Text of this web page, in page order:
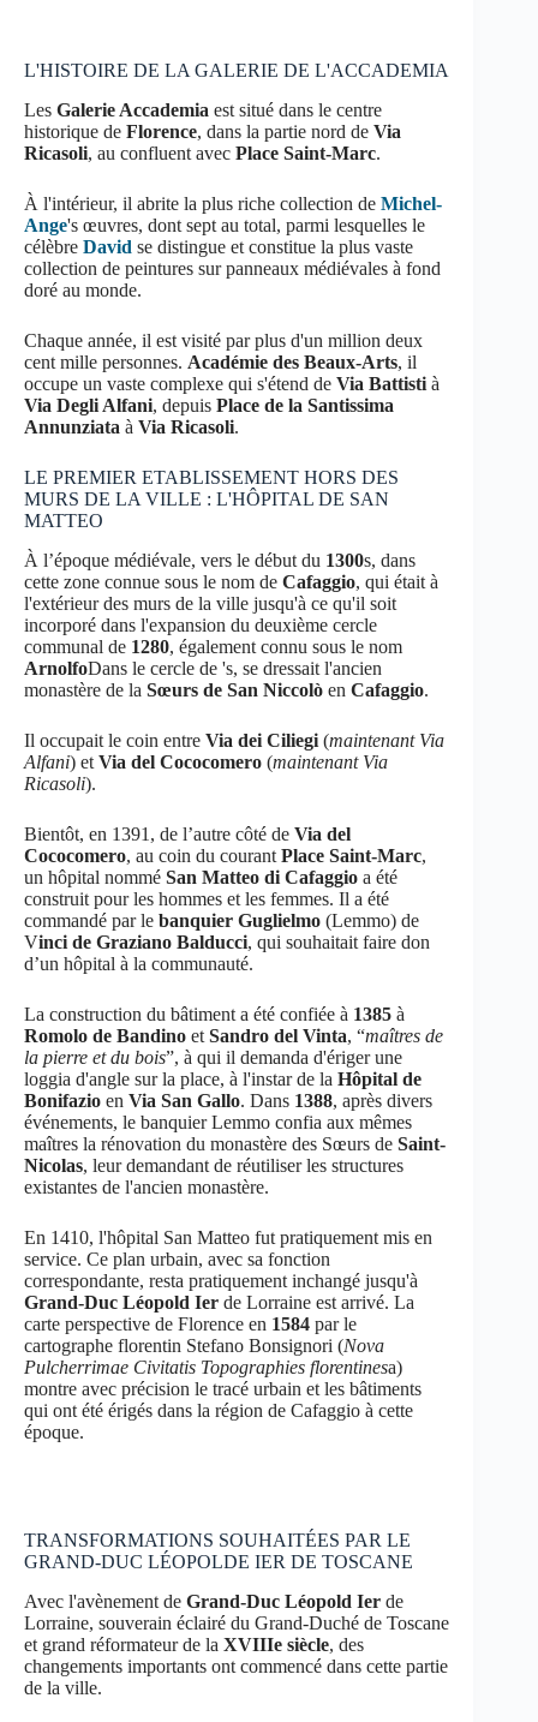
L'HISTOIRE DE LA GALERIE DE L'ACCADEMIA
Les Galerie Accademia est situé dans le centre
historique de Florence, dans la partie nord de Via
Ricasoli, au confluent avec Place Saint-Marc.
À l'intérieur, il abrite la plus riche collection de Michel-
Ange's œuvres, dont sept au total, parmi lesquelles le
célèbre David se distingue et constitue la plus vaste
collection de peintures sur panneaux médiévales à fond
doré au monde.
Chaque année, il est visité par plus d'un million deux
cent mille personnes. Académie des Beaux-Arts, il
occupe un vaste complexe qui s'étend de Via Battisti à
Via Degli Alfani, depuis Place de la Santissima
Annunziata à Via Ricasoli.
LE PREMIER ETABLISSEMENT HORS DES
MURS DE LA VILLE : L'HÔPITAL DE SAN
MATTEO
À l’époque médiévale, vers le début du 1300s, dans
cette zone connue sous le nom de Cafaggio, qui était à
l'extérieur des murs de la ville jusqu'à ce qu'il soit
incorporé dans l'expansion du deuxième cercle
communal de 1280, également connu sous le nom
ArnolfoDans le cercle de 's, se dressait l'ancien
monastère de la Sœurs de San Niccolò en Cafaggio.
Il occupait le coin entre Via dei Ciliegi (maintenant Via
Alfani) et Via del Cococomero (maintenant Via
Ricasoli).
Bientôt, en 1391, de l’autre côté de Via del
Cococomero, au coin du courant Place Saint-Marc,
un hôpital nommé San Matteo di Cafaggio a été
construit pour les hommes et les femmes. Il a été
commandé par le banquier Guglielmo (Lemmo) de
Vinci de Graziano Balducci, qui souhaitait faire don
d’un hôpital à la communauté.
La construction du bâtiment a été confiée à 1385 à
Romolo de Bandino et Sandro del Vinta, “maîtres de
la pierre et du bois”, à qui il demanda d'ériger une
loggia d'angle sur la place, à l'instar de la Hôpital de
Bonifazio en Via San Gallo. Dans 1388, après divers
événements, le banquier Lemmo confia aux mêmes
maîtres la rénovation du monastère des Sœurs de Saint-
Nicolas, leur demandant de réutiliser les structures
existantes de l'ancien monastère.
En 1410, l'hôpital San Matteo fut pratiquement mis en
service. Ce plan urbain, avec sa fonction
correspondante, resta pratiquement inchangé jusqu'à
Grand-Duc Léopold Ier de Lorraine est arrivé. La
carte perspective de Florence en 1584 par le
cartographe florentin Stefano Bonsignori (Nova
Pulcherrimae Civitatis Topographies florentinesa)
montre avec précision le tracé urbain et les bâtiments
qui ont été érigés dans la région de Cafaggio à cette
époque.
TRANSFORMATIONS SOUHAITÉES PAR LE
GRAND-DUC LÉOPOLDE IER DE TOSCANE
Avec l'avènement de Grand-Duc Léopold Ier de
Lorraine, souverain éclairé du Grand-Duché de Toscane
et grand réformateur de la XVIIIe siècle, des
changements importants ont commencé dans cette partie
de la ville.